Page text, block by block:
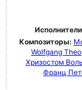
Композиторы:
Wolfgang
Хризостом
Франц